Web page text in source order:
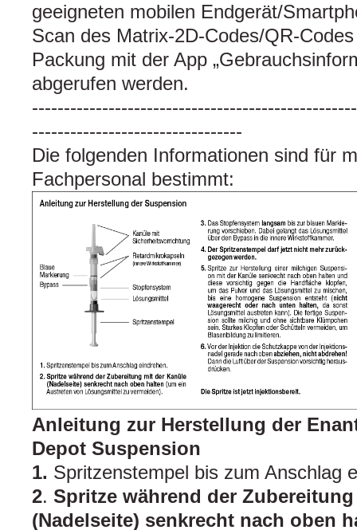
geeigneten mobilen Endgerät/
Scan des Matrix-2D-Codes/QR-
Packung mit der App
abgerufen werden.
---------------------------------
Die folgenden Informationen sind für
Fachpersonal bestimmt:
Anleitung zur Herstellung der
Depot Suspension
1. Spritzenstempel bis zum Anschlag
2. Spritze während der
(Nadelseite) senkrecht nach oben